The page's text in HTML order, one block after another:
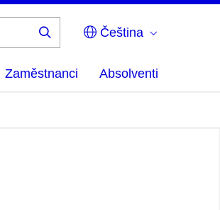
Čeština
Zaměstnanci Absolventi